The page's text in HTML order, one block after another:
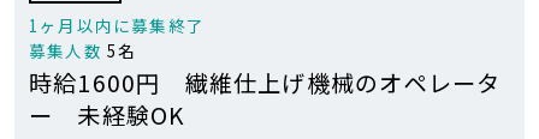
1ヶ月以内に募集終了
募集人数 5名
時給1600円 繊維仕上げ機械のオペレータ
ー 未経験OK